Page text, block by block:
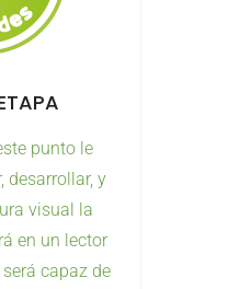
punto le
desarrollar, y
visual la
en un lector
capaz de